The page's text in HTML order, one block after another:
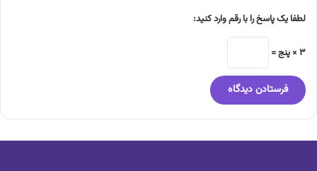
لطفا یک پاسخ را با رقم وارد کنید:
3 × پنج =